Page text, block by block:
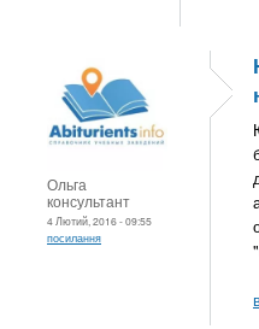
Ольга
консультант
4 Лютий, 2016 - 09:55
посилання